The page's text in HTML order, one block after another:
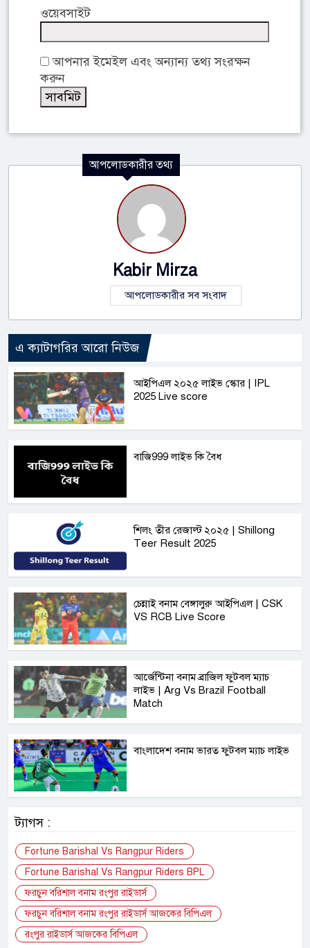
ওয়েবসাইট
আপনার ইমেইল এবং অন্যান্য তথ্য সংরক্ষন
করুন
আপলোডকারীর তথ্য
Kabir Mirza
আপলোডকারীর সব সংবাদ
এ ক্যাটাগরির আরো নিউজ
আইপিএল ২০২৫ লাইভ স্কোর | IPL
2025 Live score
বাজি999 লাইভ কি বৈধ
শিলং তীর রেজাল্ট ২০২৫ | Shillong
Teer Result 2025
চেন্নাই বনাম বেঙ্গালুরু আইপিএল | CSK
VS RCB Live Score
আর্জেন্টিনা বনাম ব্রাজিল ফুটবল ম্যাচ
লাইভ | Arg Vs Brazil Football
Match
বাংলাদেশ বনাম ভারত ফুটবল ম্যাচ লাইভ
ট্যাগস :
Fortune Barishal Vs Rangpur Riders
Fortune Barishal Vs Rangpur Riders BPL
ফরচুন বরিশাল বনাম রংপুর রাইডার্স
ফরচুন বরিশাল বনাম রংপুর রাইডার্স আজকের বিপিএল
রংপুর রাইডার্স আজকের বিপিএল